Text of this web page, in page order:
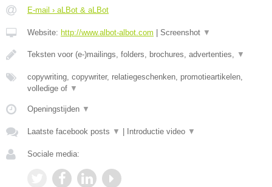
E-mail › aLBot & aLBot
Website: http://www.albot-albot.com Screenshot ▼
Teksten voor (e-)mailings, folders, brochures, advertenties, ▼
copywriting, copywriter, relatiegeschenken, promotieartikelen,
volledige of ▼
Openingstijden ▼
Laatste facebook posts ▼ Introductie video ▼
Sociale media: